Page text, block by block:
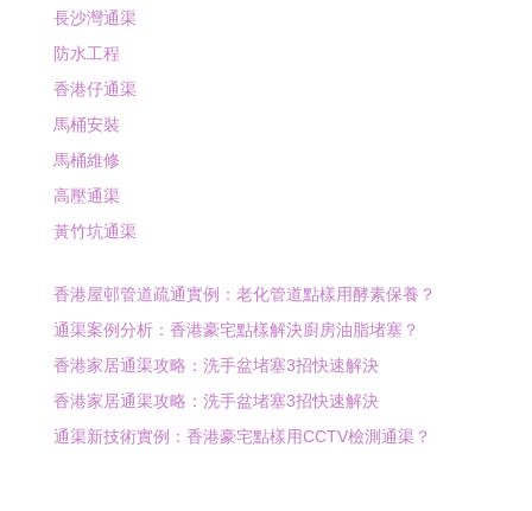
長沙灣通渠
防水工程
香港仔通渠
馬桶安裝
馬桶維修
高壓通渠
黃竹坑通渠
香港屋邨管道疏通實例：老化管道點樣用酵素保養？
通渠案例分析：香港豪宅點樣解決廚房油脂堵塞？
香港家居通渠攻略：洗手盆堵塞3招快速解決
香港家居通渠攻略：洗手盆堵塞3招快速解決
通渠新技術實例：香港豪宅點樣用CCTV檢測通渠？